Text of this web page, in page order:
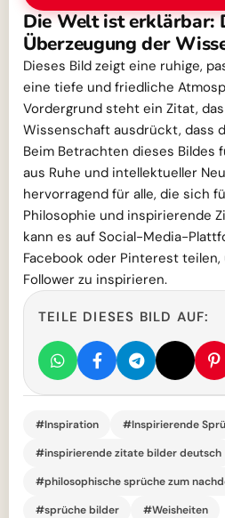
Die Welt ist erklärbar:
Überzeugung der
Dieses Bild zeigt eine ruhige,
eine tiefe und friedliche
Vordergrund steht ein Zitat,
Wissenschaft ausdrückt, dass
Beim Betrachten dieses Bildes
aus Ruhe und intellektueller
hervorragend für alle, die sich
Philosophie und inspirierende
kann es auf Social-Media-
Facebook oder Pinterest teilen,
Follower zu inspirieren.
TEILE DIESES BILD AUF:
#Inspiration
#Inspirierende
#inspirierende zitate bilder deutsch
#philosophische sprüche zum
#sprüche bilder
#Weisheiten